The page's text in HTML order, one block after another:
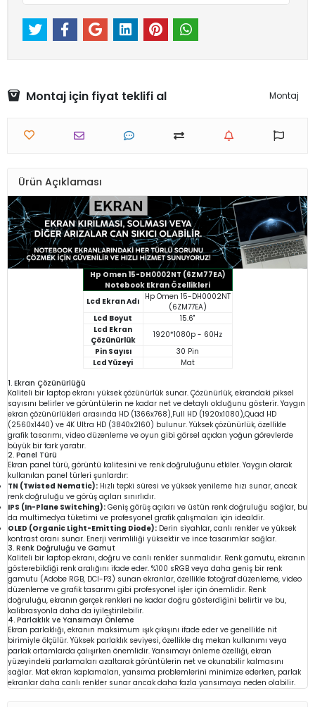
Montaj için fiyat teklifi al Montaj
Ürün Açıklaması
Hp Omen 15-DH0002NT (6ZM77EA)
Notebook Ekran Özellikleri
Lcd Ekran Adı Hp Omen 15-DH0002NT
(6ZM77EA)
Lcd Boyut
15.6"
Lcd Ekran
Çözünürlük
1920*1080p - 60Hz
Pin Sayısı
30 Pin
Lcd Yüzeyi
Mat
1. Ekran Çözünürlüğü
Kaliteli bir laptop ekranı yüksek çözünürlük sunar. Çözünürlük, ekrandaki piksel
sayısını belirler ve görüntülerin ne kadar net ve detaylı olduğunu gösterir. Yaygın
ekran çözünürlükleri arasında HD (1366x768),Full HD (1920x1080),Quad HD
(2560x1440) ve 4K Ultra HD (3840x2160) bulunur. Yüksek çözünürlük, özellikle
grafik tasarımı, video düzenleme ve oyun gibi görsel açıdan yoğun görevlerde
büyük bir fark yaratır.
2. Panel Türü
Ekran panel türü, görüntü kalitesini ve renk doğruluğunu etkiler. Yaygın olarak
kullanılan panel türleri şunlardır:
TN (Twisted Nematic): Hızlı tepki süresi ve yüksek yenileme hızı sunar, ancak
renk doğruluğu ve görüş açıları sınırlıdır.
IPS (In-Plane Switching): Geniş görüş açıları ve üstün renk doğruluğu sağlar, bu
da multimedya tüketimi ve profesyonel grafik çalışmaları için idealdir.
OLED (Organic Light-Emitting Diode): Derin siyahlar, canlı renkler ve yüksek
kontrast oranı sunar. Enerji verimliliği yüksektir ve ince tasarımlar sağlar.
3. Renk Doğruluğu ve Gamut
Kaliteli bir laptop ekranı, doğru ve canlı renkler sunmalıdır. Renk gamutu, ekranın
gösterebildiği renk aralığını ifade eder. %100 sRGB veya daha geniş bir renk
gamutu (Adobe RGB, DCI-P3) sunan ekranlar, özellikle fotoğraf düzenleme, video
düzenleme ve grafik tasarımı gibi profesyonel işler için önemlidir. Renk
doğruluğu, ekranın gerçek renkleri ne kadar doğru gösterdiğini belirtir ve bu,
kalibrasyonla daha da iyileştirilebilir.
4. Parlaklık ve Yansımayı Önleme
Ekran parlaklığı, ekranın maksimum ışık çıkışını ifade eder ve genellikle nit
birimiyle ölçülür. Yüksek parlaklık seviyesi, özellikle dış mekan kullanımı veya
parlak ortamlarda çalışırken önemlidir. Yansımayı önleme özelliği, ekran
yüzeyindeki parlamaları azaltarak görüntülerin net ve okunabilir kalmasını
sağlar. Mat ekran kaplamaları, yansıma problemlerini minimize ederken, parlak
ekranlar daha canlı renkler sunar ancak daha fazla yansımaya neden olabilir.